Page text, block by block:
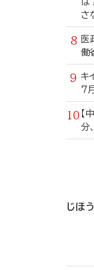
さ
働
キ
7
【
分
じほ